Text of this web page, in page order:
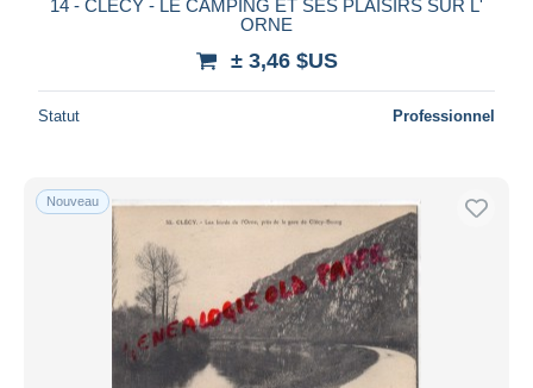
14 - CLECY - LE CAMPING ET SES PLAISIRS SUR L'
ORNE
± 3,46 $US
Statut Professionnel
Nouveau